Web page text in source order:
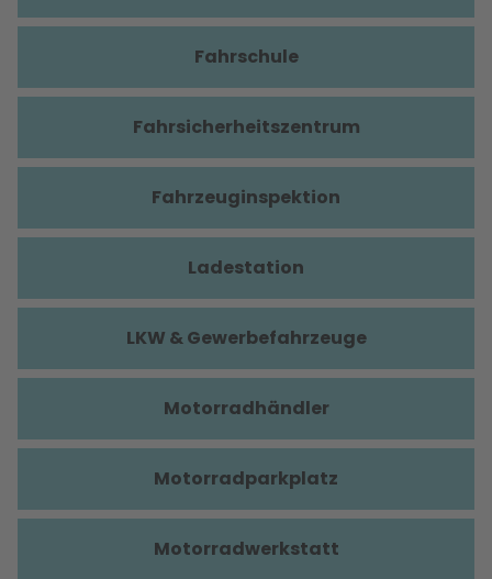
Fahrschule
Fahrsicherheitszentrum
Fahrzeuginspektion
Ladestation
LKW & Gewerbefahrzeuge
Motorradhändler
Motorradparkplatz
Motorradwerkstatt